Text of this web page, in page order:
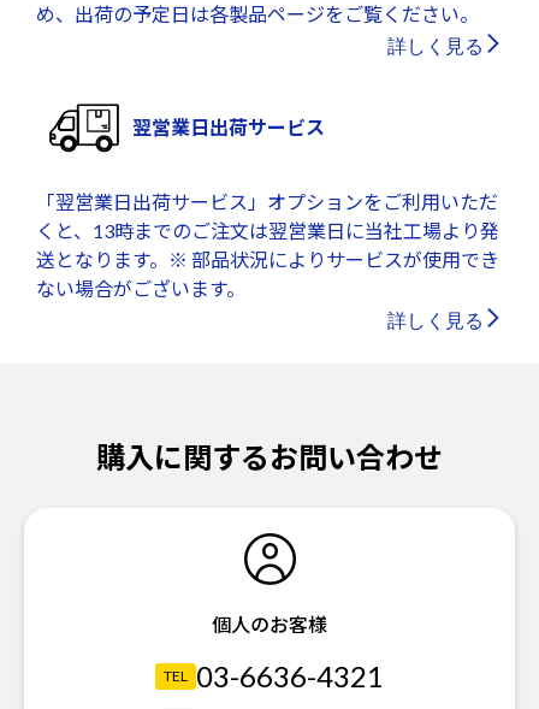
め、出荷の予定日は各製品ページをご覧ください。
詳しく見る
翌営業日出荷サービス
「翌営業日出荷サービス」オプションをご利用いただ
くと、13時までのご注文は翌営業日に当社工場より発
送となります。※ 部品状況によりサービスが使用でき
ない場合がございます。
詳しく見る
購入に関するお問い合わせ
個人のお客様
TEL 03-6636-4321